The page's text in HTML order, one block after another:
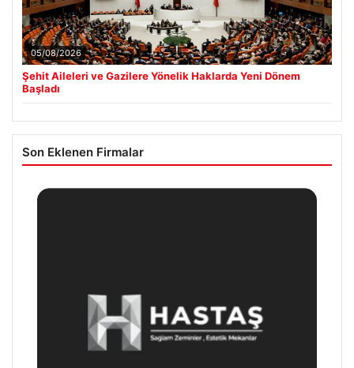
05/08/2026
Şehit Aileleri ve Gazilere Yönelik Haklarda Yeni Dönem
Başladı
Son Eklenen Firmalar